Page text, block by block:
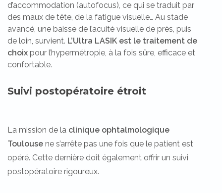
d’accommodation (autofocus), ce qui se traduit par
des maux de tête, de la fatigue visuelle… Au stade
avancé, une baisse de l’acuité visuelle de près, puis
de loin, survient. L’Ultra LASIK est le traitement de
choix pour l’hypermétropie, à la fois sûre, efficace et
confortable.
Suivi postopératoire étroit
La mission de la clinique ophtalmologique
Toulouse ne s’arrête pas une fois que le patient est
opéré. Cette dernière doit également offrir un suivi
postopératoire rigoureux.